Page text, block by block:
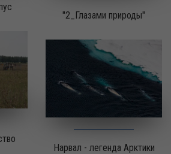
"2_Глазами природы"
Нарвал - легенда Арктики